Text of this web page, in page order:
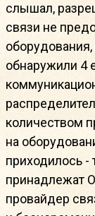
слышал,
связи не
обнаружили 4
количеством
на
приходилось
принадлежат
провайдер